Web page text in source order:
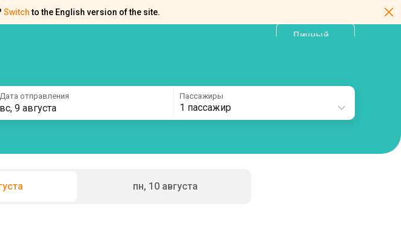
Switch to the English version of the site.
Личный
Дата отправления
вс, 9 августа
Пассажиры
1 пассажир
пн, 10 августа